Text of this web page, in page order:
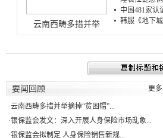
云南西畴多措并举
中国481家认
韩服《地下
要闻回顾 更
·云南西畴多措并举摘掉“贫困帽”...
·银保监会发文：深入开展人身保险市场乱象...
·银保监会拟制定 人身保险销售新规...